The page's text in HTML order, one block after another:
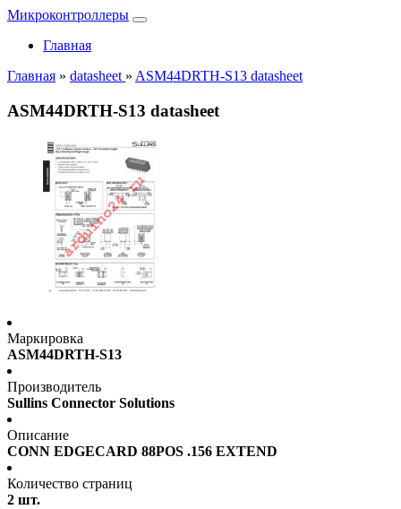
Микроконтроллеры
Главная
Главная » datasheet » ASM44DRTH-S13 datasheet
ASM44DRTH-S13 datasheet
Маркировка
ASM44DRTH-S13
Производитель
Sullins Connector Solutions
Описание
CONN EDGECARD 88POS .156 EXTEND
Количество страниц
2 шт.